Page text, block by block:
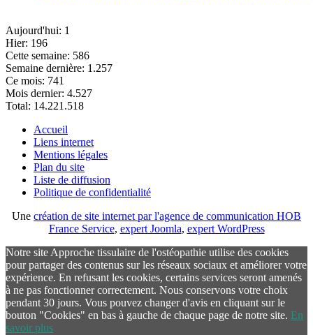
Aujourd'hui: 1
Hier: 196
Cette semaine: 586
Semaine dernière: 1.257
Ce mois: 741
Mois dernier: 4.527
Total: 14.221.518
Accueil
Liens internet
Mentions légales
Plan du site
Liste de diffusion
Politique de confidentialité
Une création de site internet par l'agence de communication HOB
France Service, expert Joomla, expert WordPress
Notre site Approche tissulaire de l'ostéopathie utilise des cookies
pour partager des contenus sur les réseaux sociaux et améliorer votre
expérience. En refusant les cookies, certains services seront amenés
à ne pas fonctionner correctement. Nous conservons votre choix
pendant 30 jours. Vous pouvez changer d'avis en cliquant sur le
bouton "Cookies" en bas à gauche de chaque page de notre site. En
savoir plus